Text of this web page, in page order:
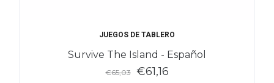
JUEGOS DE TABLERO
Survive The Island - Español
€65,03 €61,16